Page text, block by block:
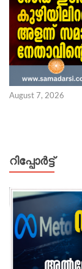
August 7, 2026
റിപ്പോര്‍ട്ട്